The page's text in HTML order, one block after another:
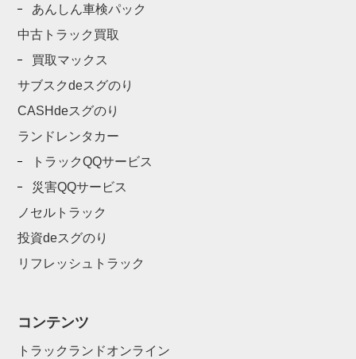
あんしん車検パック
中古トラック買取
買取マックス
サブスクdeスグのり
CASHdeスグのり
ランドレンタカー
トラックQQサービス
災害QQサービス
ノセルトラック
投資deスグのり
リフレッシュトラック
コンテンツ
トラックランドオンライン